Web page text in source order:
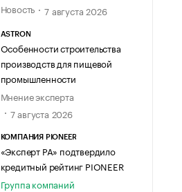
Новость
7 августа 2026
ASTRON
Особенности строительства
производств для пищевой
промышленности
Мнение эксперта
7 августа 2026
КОМПАНИЯ PIONEER
«Эксперт РА» подтвердило
кредитный рейтинг PIONEER
Группа компаний